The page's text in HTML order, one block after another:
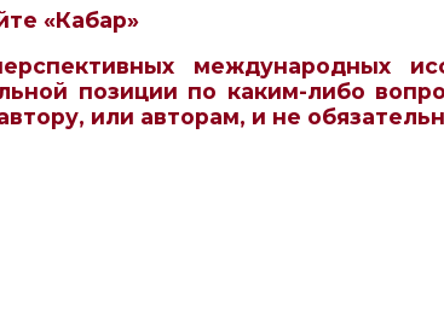
«Кабар»
международных
позиции по каким-либо
или авторам, и не